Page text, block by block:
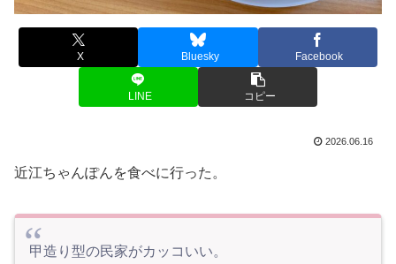
X Bluesky Facebook
LINE コピー
2026.06.16
近江ちゃんぽんを食べに行った。
甲造り型の民家がカッコいい。